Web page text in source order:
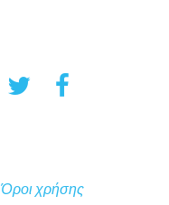
Όροι χρήσης